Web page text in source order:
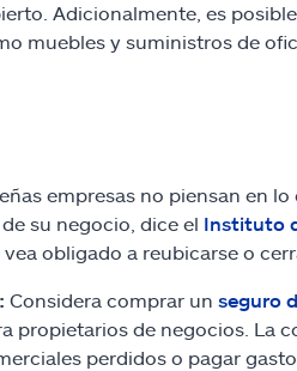
Adicionalmente, es
muebles y suministros de
empresas no piensan en
su negocio, dice el Instituto
obligado a reubicarse o
Considera comprar un seguro
propietarios de negocios. La
perdidos o pagar